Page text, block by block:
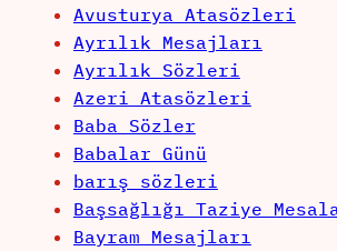
Avusturya Atasözleri
Ayrılık Mesajları
Ayrılık Sözleri
Azeri Atasözleri
Baba Sözler
Babalar Günü
barış sözleri
Başsağlığı Taziye
Bayram Mesajları